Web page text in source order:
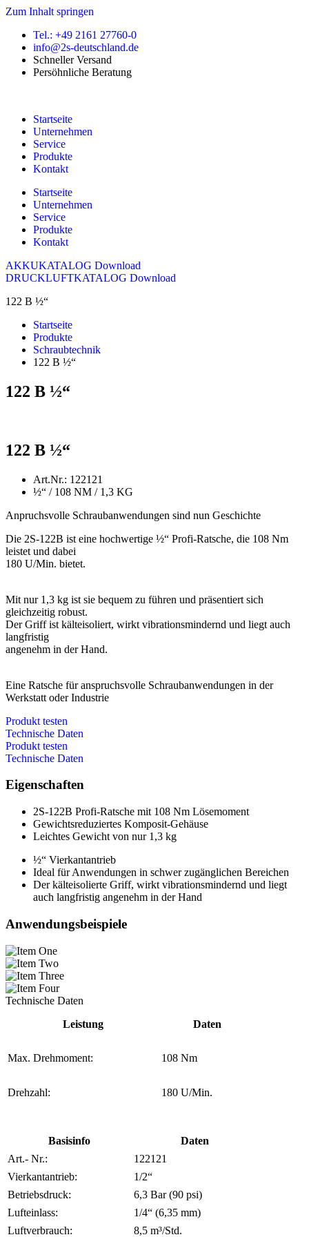
Zum Inhalt springen
Tel.: +49 2161 27760-0
info@2s-deutschland.de
Schneller Versand
Persöhnliche Beratung
Startseite
Unternehmen
Service
Produkte
Kontakt
Startseite
Unternehmen
Service
Produkte
Kontakt
AKKUKATALOG Download
DRUCKLUFTKATALOG Download
122 B ½“
Startseite
Produkte
Schraubtechnik
122 B ½“
122 B ½“
122 B ½“
Art.Nr.: 122121
½“ / 108 NM / 1,3 KG
Anpruchsvolle Schraubanwendungen sind nun Geschichte
Die 2S-122B ist eine hochwertige ½“ Profi-Ratsche, die 108 Nm
leistet und dabei
180 U/Min. bietet.
Mit nur 1,3 kg ist sie bequem zu führen und präsentiert sich
gleichzeitig robust.
Der Griff ist kälteisoliert, wirkt vibrationsmindernd und liegt auch
langfristig
angenehm in der Hand.
Eine Ratsche für anspruchsvolle Schraubanwendungen in der
Werkstatt oder Industrie
Produkt testen
Technische Daten
Produkt testen
Technische Daten
Eigenschaften
2S-122B Profi-Ratsche mit 108 Nm Lösemoment
Gewichtsreduziertes Komposit-Gehäuse
Leichtes Gewicht von nur 1,3 kg
½“ Vierkantantrieb
Ideal für Anwendungen in schwer zugänglichen Bereichen
Der kälteisolierte Griff, wirkt vibrationsmindernd und liegt
auch langfristig angenehm in der Hand
Anwendungsbeispiele
Technische Daten
Leistung
Daten
Max. Drehmoment: 108 Nm
Drehzahl: 180 U/Min.
Basisinfo
Daten
Art.- Nr.:
122121
Vierkantantrieb:
1/2“
Betriebsdruck:
6,3 Bar (90 psi)
Lufteinlass:
1/4“ (6,35 mm)
Luftverbrauch:
8,5 m³/Std.